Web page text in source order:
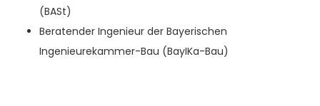
(BASt)
Beratender Ingenieur der Bayerischen
Ingenieurekammer-Bau (BayIKa-Bau)